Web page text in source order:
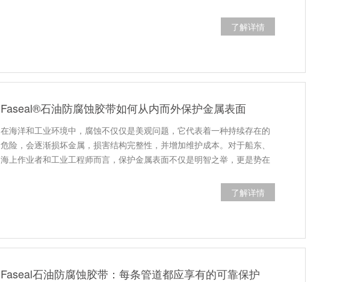
了解详情
Faseal®石油防腐蚀胶带如何从内而外保护金属表面
在海洋和工业环境中，腐蚀不仅仅是美观问题，它代表着一种持续存在的
危险，会逐渐损坏金属，损害结构完整性，并增加维护成本。对于船东、
海上作业者和工业工程师而言，保护金属表面不仅是明智之举，更是势在
了解详情
Faseal石油防腐蚀胶带：每条管道都应享有的可靠保护